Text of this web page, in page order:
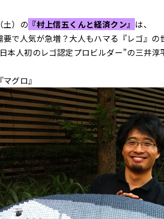
土）の 『村上信五くんと経済クン』 は、
要で人気が急増？大人もハマる『レゴ』の
本人初のレゴ認定プロビルダー”の三井淳
グロ』